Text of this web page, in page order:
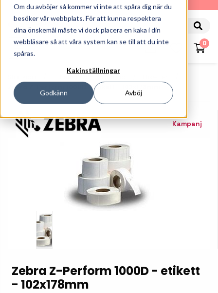
Om du avböjer så kommer vi inte att spåra dig när du
besöker vår webbplats. För att kunna respektera
dina önskemål måste vi dock placera en kaka i din
webbläsare så att våra system kan se till att du inte
spåras.
Kakinställningar
Godkänn Avböj
010-162 61 90
0
Etiketter Och Färgband
Zebra Z-Perform 1000D - Etikett - 102x178mm
Kampanj
Zebra Z-Perform 1000D - etikett
- 102x178mm